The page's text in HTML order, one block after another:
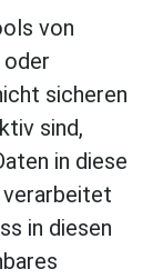
von
oder
sicheren
sind,
in diese
in diesen